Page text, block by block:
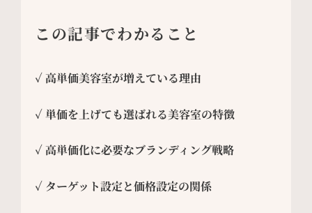
この記事でわかること
✓ 高単価美容室が増えている理由
✓ 単価を上げても選ばれる美容室の特徴
✓ 高単価化に必要なブランディング戦略
✓ ターゲット設定と価格設定の関係